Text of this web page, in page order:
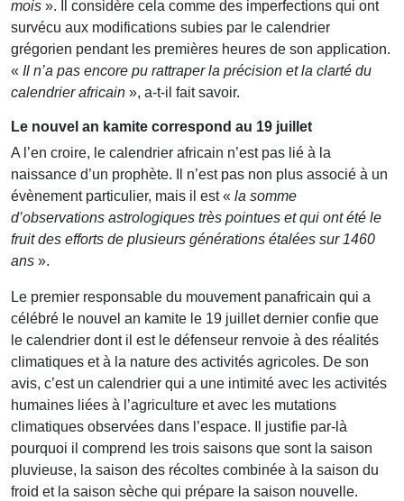
mois ». Il considère cela comme des imperfections qui ont
survécu aux modifications subies par le calendrier
grégorien pendant les premières heures de son application.
« Il n’a pas encore pu rattraper la précision et la clarté du
calendrier africain », a-t-il fait savoir.
Le nouvel an kamite correspond au 19 juillet
A l’en croire, le calendrier africain n’est pas lié à la
naissance d’un prophète. Il n’est pas non plus associé à un
évènement particulier, mais il est « la somme
d’observations astrologiques très pointues et qui ont été le
fruit des efforts de plusieurs générations étalées sur 1460
ans ».
Le premier responsable du mouvement panafricain qui a
célébré le nouvel an kamite le 19 juillet dernier confie que
le calendrier dont il est le défenseur renvoie à des réalités
climatiques et à la nature des activités agricoles. De son
avis, c’est un calendrier qui a une intimité avec les activités
humaines liées à l’agriculture et avec les mutations
climatiques observées dans l’espace. Il justifie par-là
pourquoi il comprend les trois saisons que sont la saison
pluvieuse, la saison des récoltes combinée à la saison du
froid et la saison sèche qui prépare la saison nouvelle.